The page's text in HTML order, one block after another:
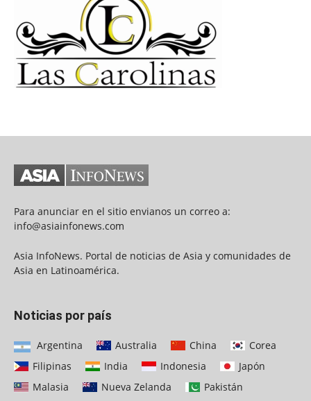
Para anunciar en el sitio envianos un correo a:
info@asiainfonews.com
Asia InfoNews. Portal de noticias de Asia y comunidades de
Asia en Latinoamérica.
Noticias por país
Argentina Australia China
Corea
Filipinas
India Indonesia
Japón
Malasia
Nueva Zelanda Pakistán